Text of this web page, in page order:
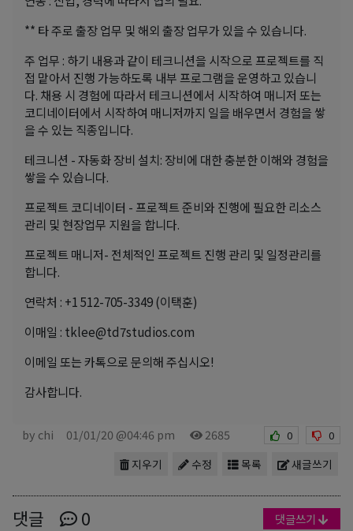
** 타 주로 출장 업무 및 해외 출장 업무가 있을 수 있습니다.
주 업무 : 하기 내용과 같이 테크니션을 시작으로 프로젝트를 직
접 맡아서 진행 가능하도록 내부 프로그램을 운영하고 있습니
다. 채용 시 경험에 따라서 테크니션에서 시작하여 매니저 또는
코디네이터에서 시작하여 매니저까지 일을 배우면서 경험을 쌓
을 수 있는 직종입니다.
테크니션 - 자동화 장비 설치: 장비에 대한 충분한 이해와 경험을
쌓을 수 있습니다.
프로젝트 코디네이터 - 프로젝트 준비와 진행에 필요한 리소스
관리 및 현장업무 지원을 합니다.
프로젝트 매니저- 전체적인 프로젝트 진행 관리 및 일정관리를
합니다.
연락처 : +1 512-705-3349 (이택훈)
이매일 : tklee@td7studios.com
이메일 또는 카톡으로 문의해 주십시오!
감사합니다.
by chi 01/01/20 @04:46 pm 2685 0 0
새글쓰기
목록
수정
지우기
댓글 0 댓글쓰기